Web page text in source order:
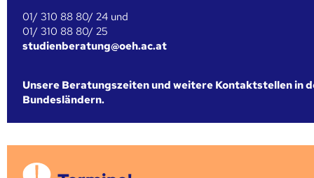
01/ 310 88 80/ 24 und
01/ 310 88 80/ 25
studienberatung@oeh.ac.at
Unsere Beratungszeiten und weitere Kontaktstellen in
Bundesländern.